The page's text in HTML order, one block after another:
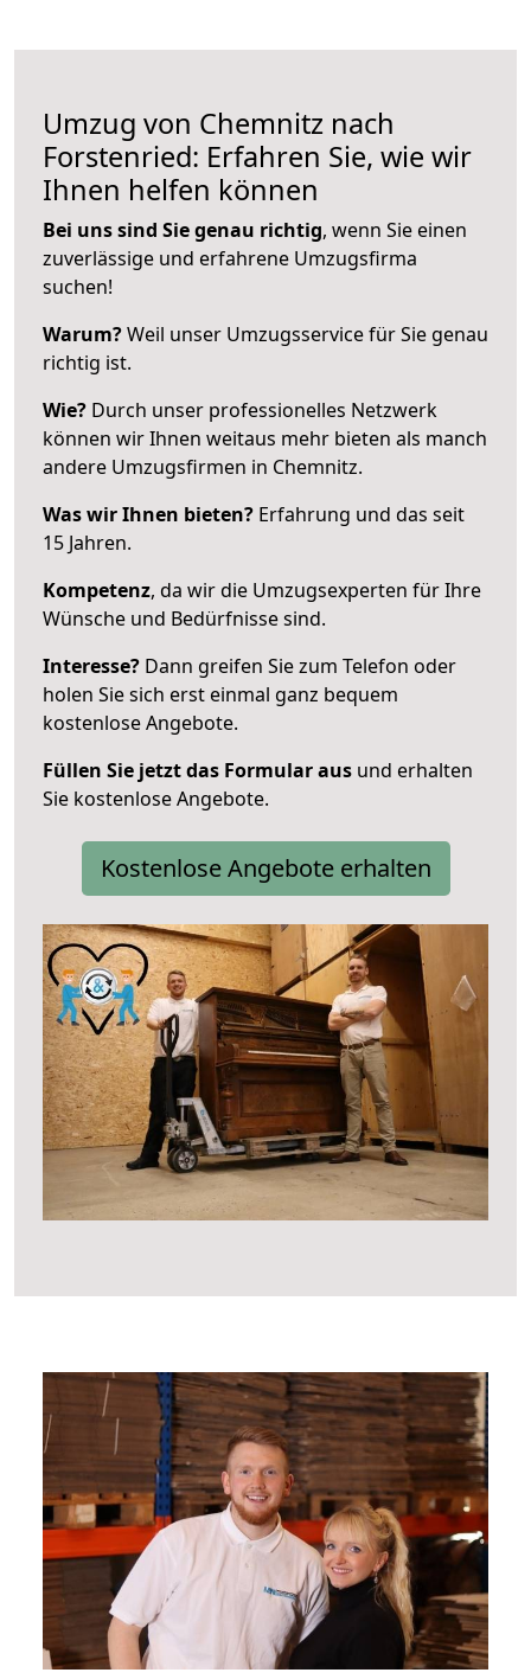
Umzug von Chemnitz nach
Forstenried: Erfahren Sie, wie wir
Ihnen helfen können
Bei uns sind Sie genau richtig, wenn Sie einen
zuverlässige und erfahrene Umzugsfirma
suchen!
Warum?Weil unser Umzugsservice für Sie genau
richtig ist.
Wie? Durch unser professionelles Netzwerk
können wir Ihnen weitaus mehr bieten als manch
andere Umzugsfirmen in Chemnitz.
Was wir Ihnen bieten? Erfahrung und das seit
15 Jahren.
Kompetenz, da wir die Umzugsexperten für Ihre
Wünsche und Bedürfnisse sind.
Interesse? Dann greifen Sie zum Telefon oder
holen Sie sich erst einmal ganz bequem
kostenlose Angebote.
Füllen Sie jetzt das Formular aus und erhalten
Sie kostenlose Angebote.
Kostenlose Angebote erhalten